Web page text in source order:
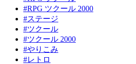
#RPG ツクール 2000
#ステージ
#ツクール
#ツクール 2000
#やりこみ
#レトロ